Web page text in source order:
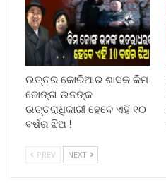
ଉତ୍ତର କୋରିଆର ଶାସକ କିମ
ଜୋଙ୍ଗ ଉନଙ୍କ
ଉତ୍ତରାଧିକାରୀ ହେବେ ଏହି ୧୦
ବର୍ଷର ଝିଅ !
PREV NEXT